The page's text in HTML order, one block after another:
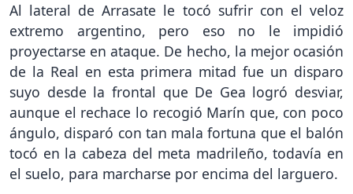
Al lateral de Arrasate le tocó sufrir con el veloz
extremo argentino, pero eso no le impidió
proyectarse en ataque. De hecho, la mejor ocasión
de la Real en esta primera mitad fue un disparo
suyo desde la frontal que De Gea logró desviar,
aunque el rechace lo recogió Marín que, con poco
ángulo, disparó con tan mala fortuna que el balón
tocó en la cabeza del meta madrileño, todavía en
el suelo, para marcharse por encima del larguero.